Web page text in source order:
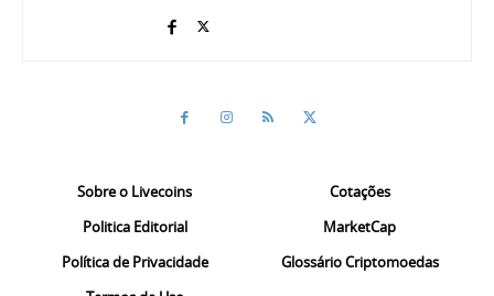
Sobre o Livecoins
Politica Editorial
Política de Privacidade
Cotações
MarketCap
Glossário Criptomoedas